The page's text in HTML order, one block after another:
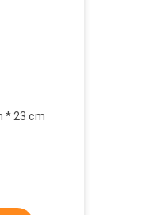
* 23 cm